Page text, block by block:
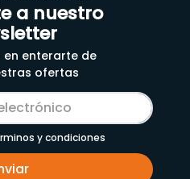
a nuestro
en enterarte de
ofertas
y condiciones